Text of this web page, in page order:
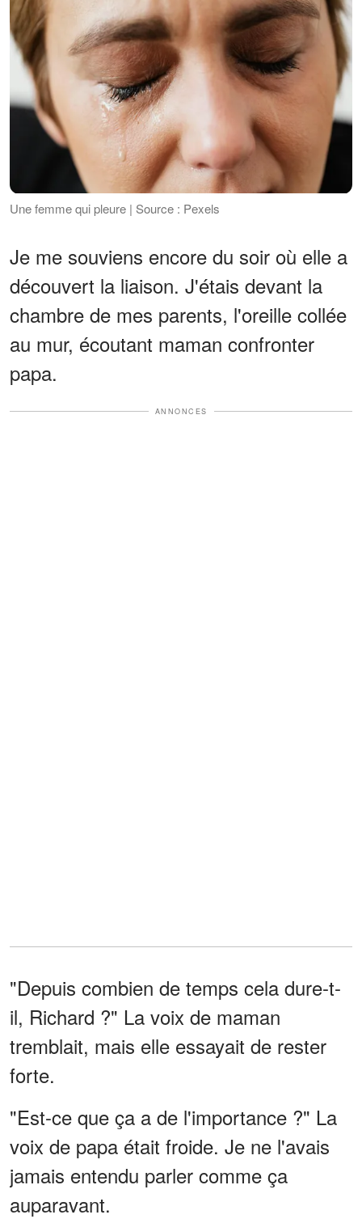
Une femme qui pleure | Source : Pexels
Je me souviens encore du soir où elle a
découvert la liaison. J'étais devant la
chambre de mes parents, l'oreille collée
au mur, écoutant maman confronter
papa.
ANNONCES
"Depuis combien de temps cela dure-t-
il, Richard ?" La voix de maman
tremblait, mais elle essayait de rester
forte.
"Est-ce que ça a de l'importance ?" La
voix de papa était froide. Je ne l'avais
jamais entendu parler comme ça
auparavant.